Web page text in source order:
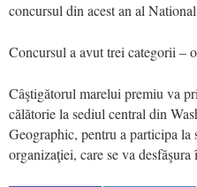
concursul din acest an al
Concursul a avut trei categorii –
Câştigătorul marelui premiu va
călătorie la sediul central din
Geographic, pentru a participa
organizaţiei, care se va